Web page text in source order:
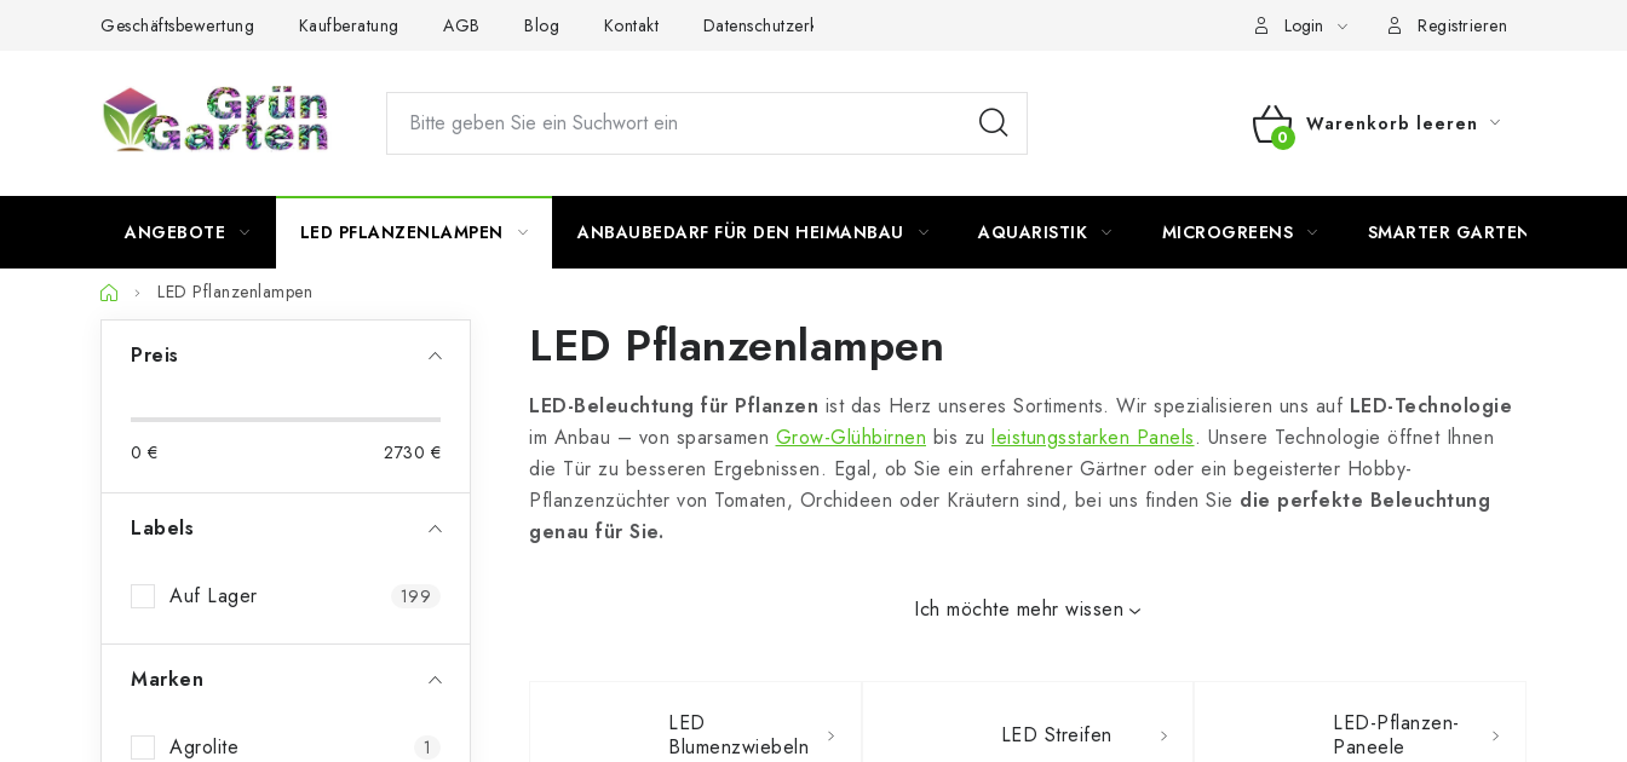
Geschäftsbewertung Kaufberatung AGB Blog Kontakt Datenschutzerklärung Login Registrieren
WARENKORB
Warenkorb leeren
ANGEBOTE LED PFLANZENLAMPEN ANBAUBEDARF FÜR DEN HEIMANBAU AQUARISTIK MICROGREENS SMARTER GARTEN
StartseiteLED Pflanzenlampen
t
e
Preis
0 € 2730 €
Labels
Auf Lager 199
Marken
Agrolite 1
LED Pflanzenlampen
LED-Beleuchtung für Pflanzen ist das Herz unseres Sortiments. Wir spezialisieren uns auf LED-Technologie
im Anbau – von sparsamen Grow-Glühbirnen bis zu leistungsstarken Panels. Unsere Technologie öffnet Ihnen
die Tür zu besseren Ergebnissen. Egal, ob Sie ein erfahrener Gärtner oder ein begeisterter Hobby-
Pflanzenzüchter von Tomaten, Orchideen oder Kräutern sind, bei uns finden Sie die perfekte Beleuchtung
genau für Sie.
Ich möchte mehr wissen
LED
Blumenzwiebeln
LED Streifen
LED-Pflanzen-
Paneele